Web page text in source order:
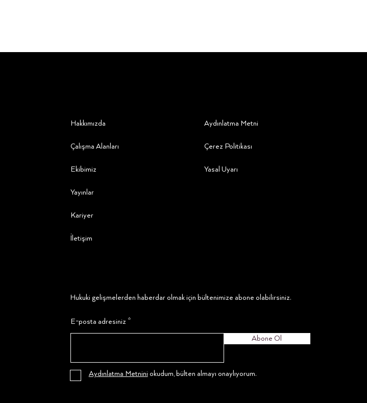
Hakkımızda
Çalışma Alanları
Ekibimiz
Yayınlar
Kariyer
İletişim
Aydınlatma Metni
Çerez Politikası
Yasal Uyarı
Hukuki gelişmelerden haberdar olmak için bültenimize abone olabilirsiniz.
E-posta adresiniz
Abone Ol
Aydınlatma Metnini okudum, bülten almayı onaylıyorum.